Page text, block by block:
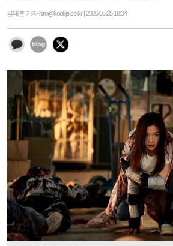
김태훈 기자 hiro@kookje.co.kr | 2026.05.25 18:34